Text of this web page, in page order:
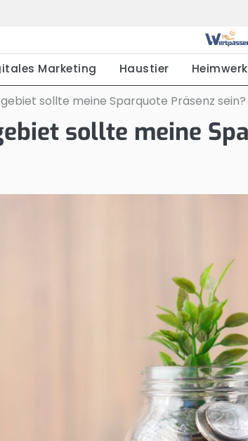
Marketing Haustier
sollte meine Sparquote Präsenz sein?
sollte meine